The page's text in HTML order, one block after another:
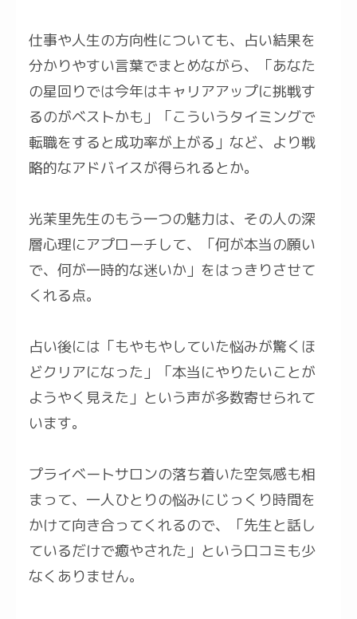
仕事や人生の方向性についても、占い結果を
分かりやすい言葉でまとめながら、「あなた
の星回りでは今年はキャリアアップに挑戦す
るのがベストかも」「こういうタイミングで
転職をすると成功率が上がる」など、より戦
略的なアドバイスが得られるとか。
光茉里先生のもう一つの魅力は、その人の深
層心理にアプローチして、「何が本当の願い
で、何が一時的な迷いか」をはっきりさせて
くれる点。
占い後には「もやもやしていた悩みが驚くほ
どクリアになった」「本当にやりたいことが
ようやく見えた」という声が多数寄せられて
います。
プライベートサロンの落ち着いた空気感も相
まって、一人ひとりの悩みにじっくり時間を
かけて向き合ってくれるので、「先生と話し
ているだけで癒やされた」という口コミも少
なくありません。